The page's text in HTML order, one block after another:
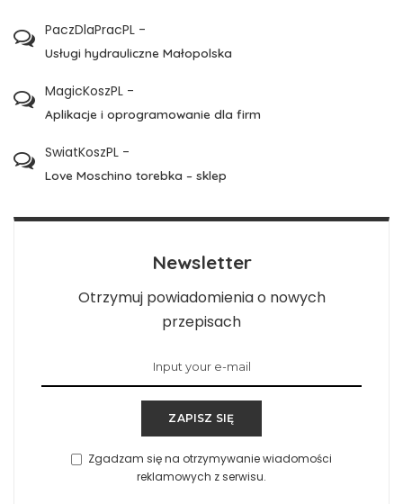
PaczDlaPracPL -
Usługi hydrauliczne Małopolska
MagicKoszPL -
Aplikacje i oprogramowanie dla firm
SwiatKoszPL -
Love Moschino torebka – sklep
Newsletter
Otrzymuj powiadomienia o nowych
przepisach
ZAPISZ SIĘ
Zgadzam się na otrzymywanie wiadomości
reklamowych z serwisu.